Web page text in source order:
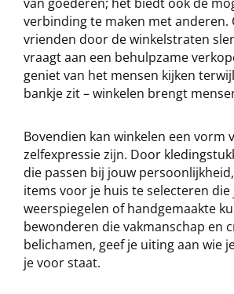
verbinding te maken met anderen.
vrienden door de winkelstraten
vraagt aan een behulpzame
geniet van het mensen kijken
bankje zit – winkelen brengt
Bovendien kan winkelen een vorm
zelfexpressie zijn. Door
die passen bij jouw
items voor je huis te selecteren
weerspiegelen of handgemaakte
bewonderen die vakmanschap en
belichamen, geef je uiting aan wie
je voor staat.